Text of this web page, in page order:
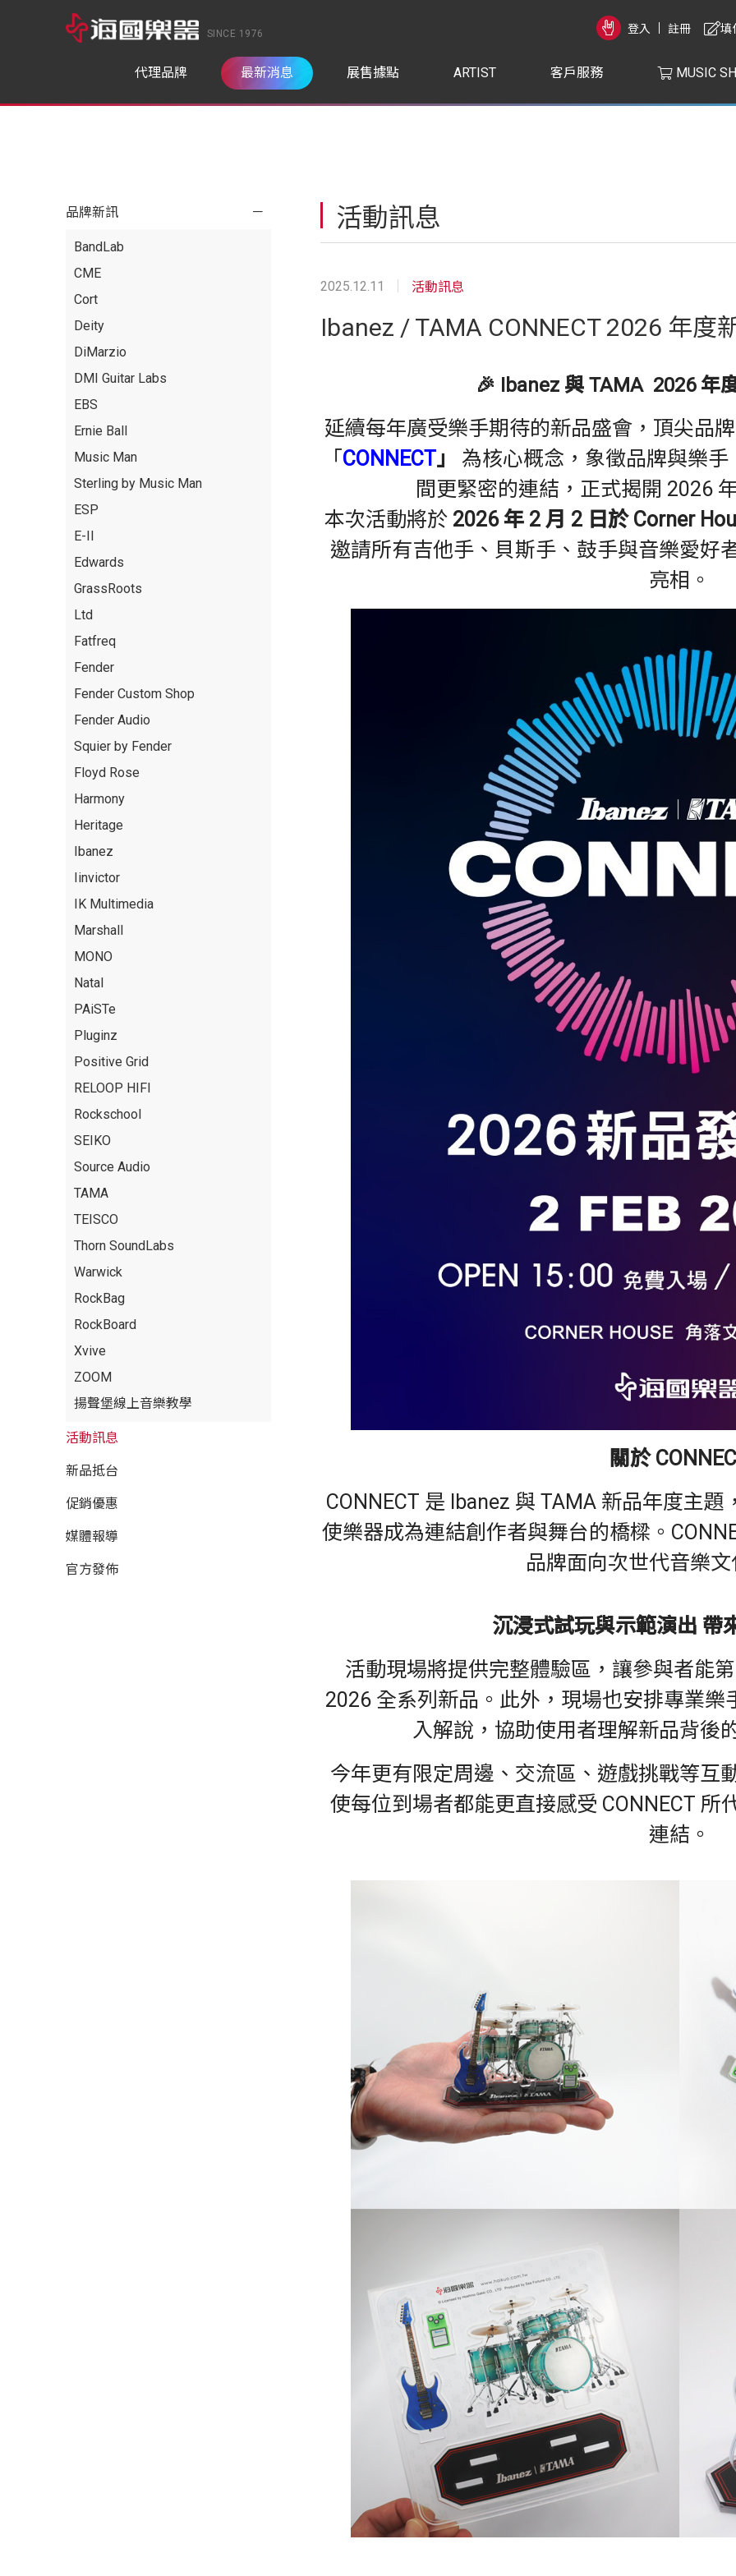
SINCE 1976 登入 註冊 填
代理品牌 最新消息 展售據點 ARTIST 客戶服務 MUSIC
品牌新訊
BandLab
CME
Cort
Deity
DiMarzio
DMI Guitar Labs
EBS
Ernie Ball
Music Man
Sterling by Music Man
ESP
E-II
Edwards
GrassRoots
Ltd
Fatfreq
Fender
Fender Custom Shop
Fender Audio
Squier by Fender
Floyd Rose
Harmony
Heritage
Ibanez
Iinvictor
IK Multimedia
Marshall
MONO
Natal
PAiSTe
Pluginz
Positive Grid
RELOOP HIFI
Rockschool
SEIKO
Source Audio
TAMA
TEISCO
Thorn SoundLabs
Warwick
RockBag
RockBoard
Xvive
ZOOM
揚聲堡線上音樂教學
活動訊息
新品抵台
促銷優惠
媒體報導
官方發佈
活動訊息
2025.12.11 活動訊息
Ibanez / TAMA CONNECT 2026 年度
🎉 Ibanez 與 TAMA 2026 年
延續每年廣受樂手期待的新品盛會，頂尖品
「 CONNECT」
為核心概念，象徵品牌與樂
間更緊密的連結，正式揭開 2026
本次活動將於 2026 年 2 月 2 日於 Corner
邀請所有吉他手、貝斯手、鼓手與音樂愛好
亮相。
關於
CONNECT 是 Ibanez 與 TAMA 新品年度主
使樂器成為連結創作者與舞台的橋樑。
品牌面向次世代音樂
沉浸式試玩與示範演出 帶
活動現場將提供完整體驗區，讓參與者能
2026 全系列新品。此外，現場也安排專業
入解說，協助使用者理解新品背後
今年更有限定周邊、交流區、遊戲挑戰等互
使每位到場者都能更直接感受 CONNECT 所
連結。